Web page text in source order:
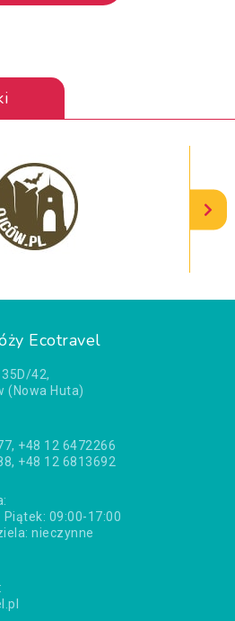
Ecotravel
42,
(Nowa Huta)
+48 12 6472266
+48 12 6813692
Piątek: 09:00-17:00
nieczynne